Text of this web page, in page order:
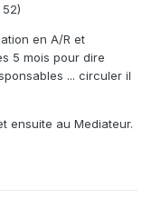
en A/R et
5 mois pour dire
... circuler il
ensuite au Mediateur.